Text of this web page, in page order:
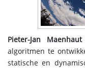
Pieter-Jan Maenhaut
algoritmen te
statische en